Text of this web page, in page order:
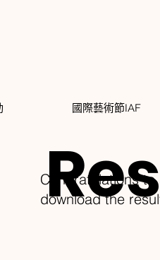
國際藝術節IAF
Congratulations
download the